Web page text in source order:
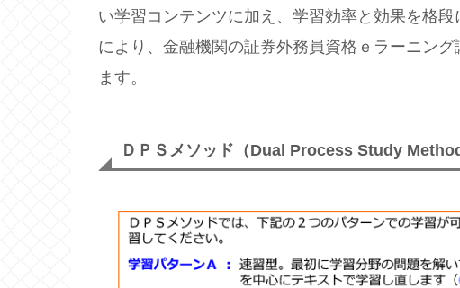
い学習コンテンツに加え、学習効率と効果を格段
により、金融機関の証券外務員資格ｅラーニン
ます。
ＤＰＳメソッド（Dual Process Study Method